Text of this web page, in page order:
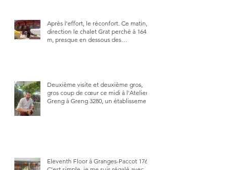
Après l’effort, le réconfort. Ce matin,
direction le chalet Grat perché à 1642
m, presque en dessous des
Deuxième visite et deuxième gros,
gros coup de cœur ce midi à l'Atelier
Greng à Greng 3280, un établissement
Eleventh Floor à Granges-Paccot 1763.